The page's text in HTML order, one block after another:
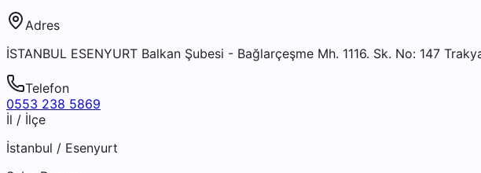
Adres
İSTANBUL ESENYURT Balkan Şubesi - Bağlarçeşme Mh. 1116. Sk. No: 147
Telefon
0553 238 5869
İl / İlçe
İstanbul / Esenyurt